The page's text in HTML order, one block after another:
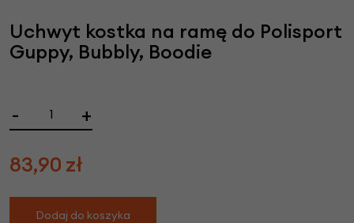
Uchwyt kostka na ramę do Polisport
Guppy, Bubbly, Boodie
- +
83,90 zł
Dodaj do koszyka